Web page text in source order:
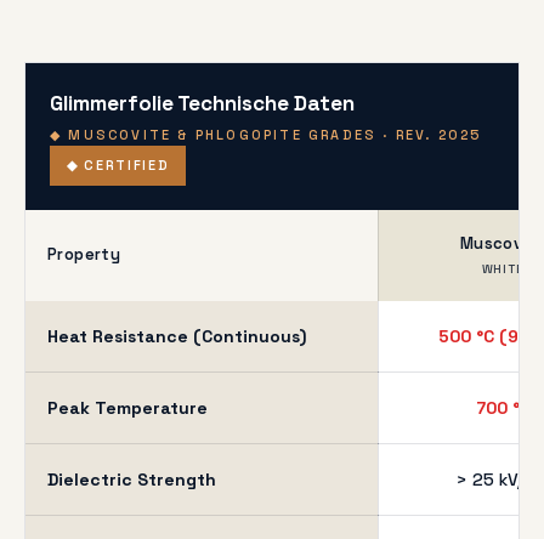
Glimmerfolie Technische Daten
◆ MUSCOVITE & PHLOGOPITE GRADES · REV. 2025
◆ CERTIFIED
Property
WHITE
Heat Resistance (Continuous) 500 °C (932
Peak Temperature 700 °C
Dielectric Strength > 25 kV/